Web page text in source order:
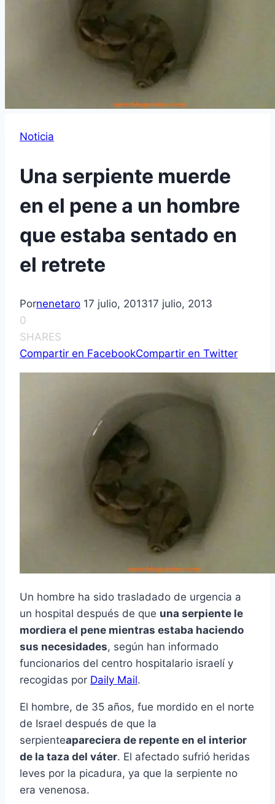
Noticia
Una serpiente muerde
en el pene a un hombre
que estaba sentado en
el retrete
Pornenetaro 17 julio, 201317 julio, 2013
0
SHARES
Compartir en FacebookCompartir en Twitter
Un hombre ha sido trasladado de urgencia a
un hospital después de que una serpiente le
mordiera el pene mientras estaba haciendo
sus necesidades, según han informado
funcionarios del centro hospitalario israelí y
recogidas por Daily Mail.
El hombre, de 35 años, fue mordido en el norte
de Israel después de que la
serpienteapareciera de repente en el interior
de la taza del váter. El afectado sufrió heridas
leves por la picadura, ya que la serpiente no
era venenosa.